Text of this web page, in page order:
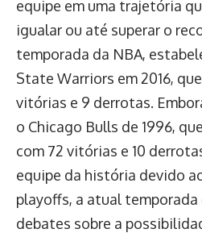
equipe em uma trajetória
igualar ou até superar o
temporada da NBA,
State Warriors em 2016,
vitórias e 9 derrotas.
o Chicago Bulls de 1996,
com 72 vitórias e 10
equipe da história devido
playoffs, a atual
debates sobre a